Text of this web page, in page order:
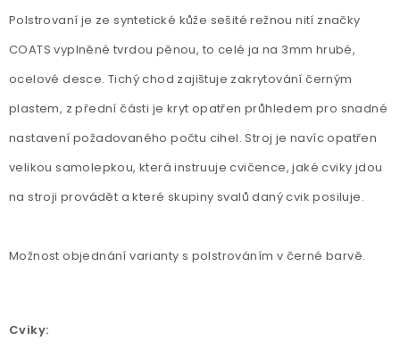
Polstrovaní je ze syntetické kůže sešité režnou nití značky
COATS vyplněné tvrdou pěnou, to celé ja na 3mm hrubé,
ocelové desce. Tichý chod zajištuje zakrytování černým
plastem, z přední části je kryt opatřen průhledem pro snadné
nastavení požadovaného počtu cihel. Stroj je navíc opatřen
velikou samolepkou, která instruuje cvičence, jaké cviky jdou
na stroji provádět a které skupiny svalů daný cvik posiluje.
Možnost objednání varianty s polstrováním v černé barvě.
Cviky: